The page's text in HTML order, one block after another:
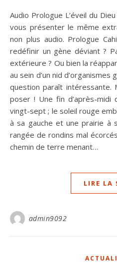
Audio Prologue L’éveil du Dieu Serpent Je me propose de
vous présenter le même
non plus audio. Prologue
redéfinir un gène déviant ?
extérieure ? Ou bien la
au sein d’un nid
question paraît intéressante.
poser ! Une fin d’après-midi
vingt-sept ; le soleil rouge
à sa gauche et une prairie à
ran­gée de rondins mal
chemin de terre menant…
LIRE LA
admin9092